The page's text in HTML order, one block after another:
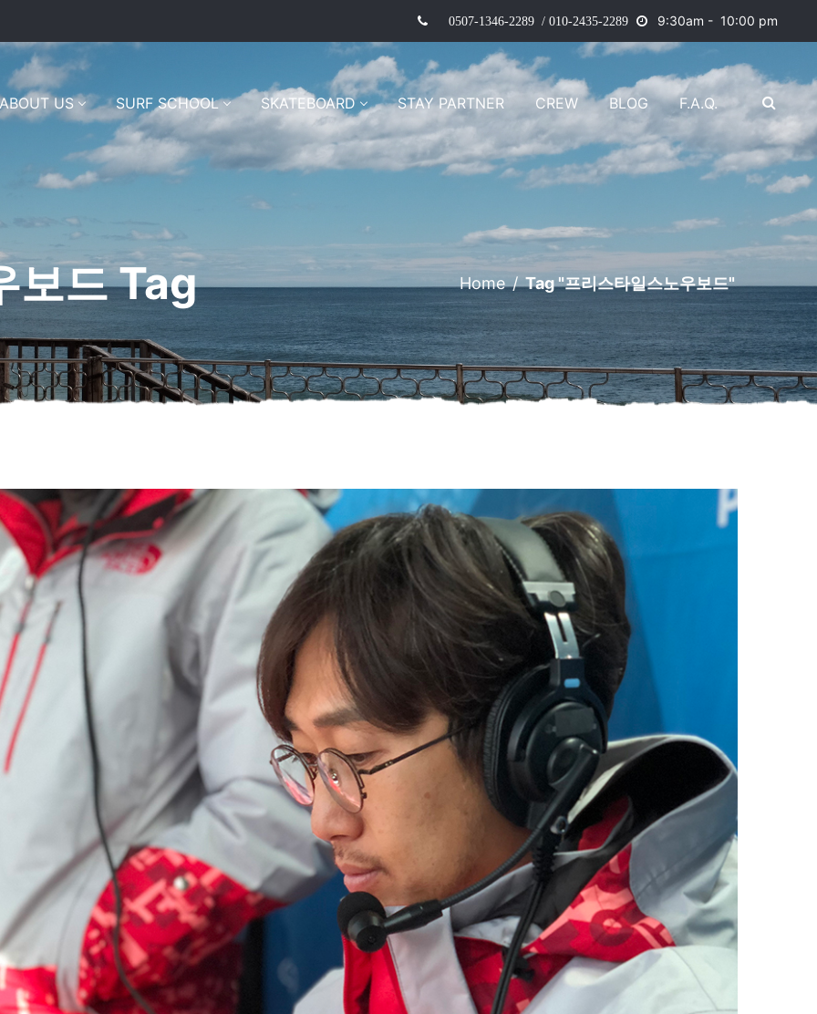
0507-1346-2289 / 010-2435-2289 9:30am - 10:00 pm
ABOUT US SURF SCHOOL SKATEBOARD STAY PARTNER CREW BLOG F.A.Q.
보드 Tag Home/Tag "프리스타일스노우보드"